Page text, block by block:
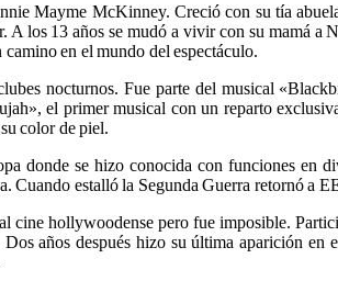
Mayme McKinney. Creció con su tía
A los 13 años se mudó a vivir con su mamá
en el mundo del espectáculo.
nocturnos. Fue parte del musical
el primer musical con un reparto
color de piel.
donde se hizo conocida con funciones en
Cuando estalló la Segunda Guerra retornó a
cine hollywoodense pero fue imposible.
años después hizo su última aparición